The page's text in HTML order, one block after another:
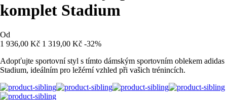
komplet Stadium
Od
1 936,00 Kč 1 319,00 Kč -32%
Adopťujte sportovní styl s tímto dámským sportovním oblekem adidas
Stadium, ideálním pro ležérní vzhled při vašich trénincích.